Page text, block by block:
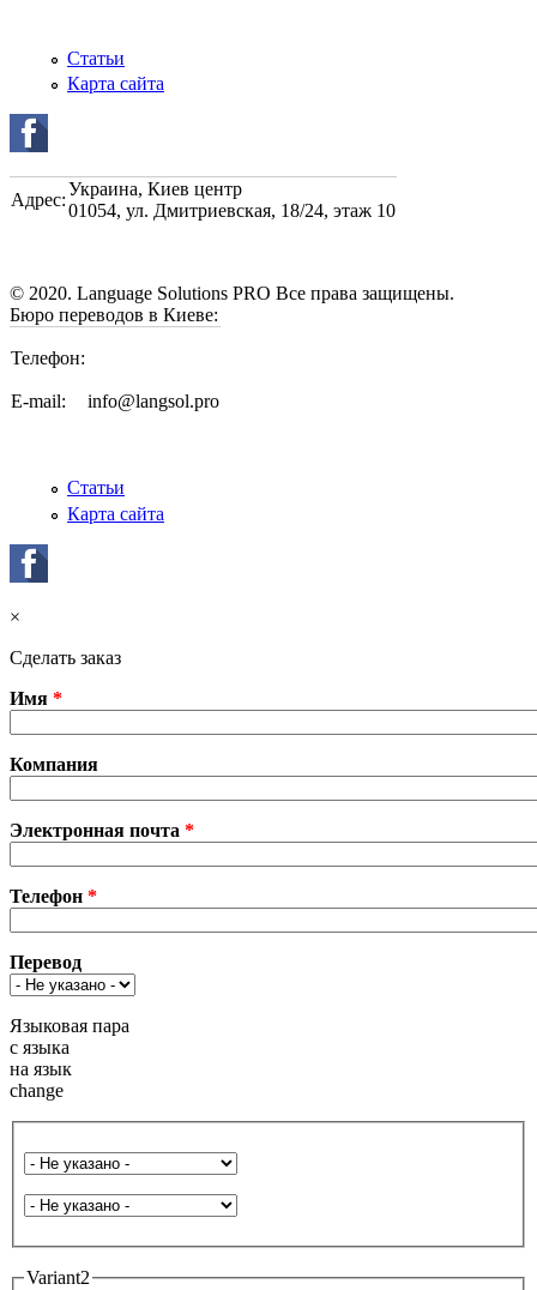
Статьи
Карта сайта
Адрес:
Украина, Киев центр
01054, ул. Дмитриевская, 18/24, этаж 10
© 2020. Language Solutions PRO Все права защищены.
Бюро переводов в Киеве:
Телефон:
E-mail: info@langsol.pro
Статьи
Карта сайта
×
Сделать заказ
Имя *
Компания
Электронная почта *
Телефон *
Перевод
Языковая пара
с языка
на язык
change
Язык с
На язык
Variant2